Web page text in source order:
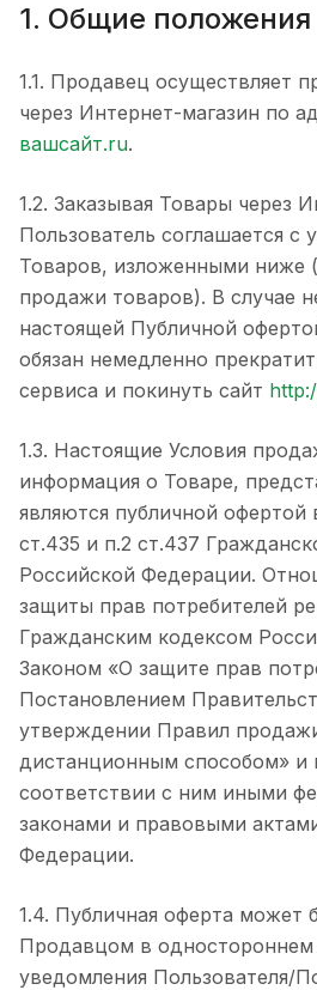
1. Общие положения
1.1. Продавец осуществляет
через Интернет-магазин по
вашсайт.ru.
1.2. Заказывая Товары через
Пользователь соглашается с
Товаров, изложенными ниже
продажи товаров). В случае
настоящей Публичной
обязан немедленно
сервиса и покинуть сайт
1.3. Настоящие Условия
информация о Товаре,
являются публичной офертой
ст.435 и п.2 ст.437
Российской Федерации.
защиты прав потребителей
Гражданским кодексом
Законом «О защите прав
Постановлением
утверждении Правил
дистанционным способом»
соответствии с ним иными
законами и правовыми
Федерации.
1.4. Публичная оферта может
Продавцом в одностороннем
уведомления Пользователя/